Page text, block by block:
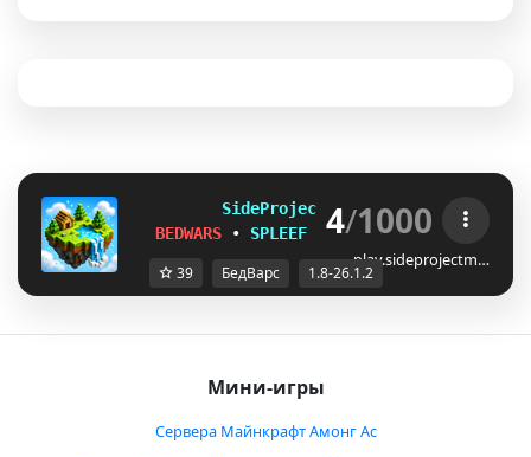
SideProjectMC
1.8–26.1.2
BEDWARS
• SPLEEF PILLARS • SKYWARS
4/1000
play.sideprojectm…
39 БедВарс 1.8-26.1.2
Мини-игры
Сервера Майнкрафт Амонг Ас